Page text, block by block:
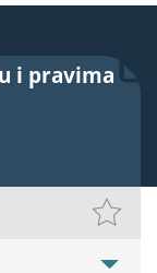
i pravima